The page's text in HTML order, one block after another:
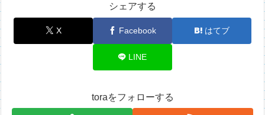
シェアする
X Facebook はてブ
LINE
toraをフォローする